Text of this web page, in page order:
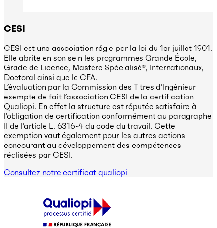
CESI
CESI est une association régie par la loi du 1er juillet 1901.
Elle abrite en son sein les programmes Grande École,
Grade de Licence, Mastère Spécialisé®, Internationaux,
Doctoral ainsi que le CFA.
L’évaluation par la Commission des Titres d’Ingénieur
exempte de fait l’association CESI de la certification
Qualiopi. En effet la structure est réputée satisfaire à
l’obligation de certification conformément au paragraphe
II de l’article L. 6316-4 du code du travail. Cette
exemption vaut également pour les autres actions
concourant au développement des compétences
réalisées par CESI.
Consultez notre certificat qualiopi